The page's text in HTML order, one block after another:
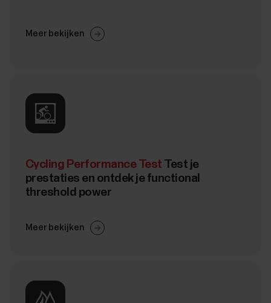
Meer bekijken
Cycling Performance Test Test je
prestaties en ontdek je functional
threshold power
Meer bekijken